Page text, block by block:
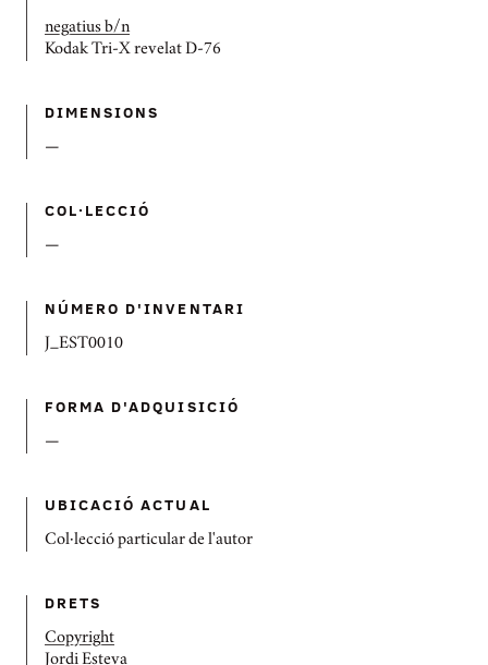
negatius b/n
Kodak Tri-X revelat D-76
DIMENSIONS
—
COL·LECCIÓ
—
NÚMERO D'INVENTARI
J_EST0010
FORMA D'ADQUISICIÓ
—
UBICACIÓ ACTUAL
Col·lecció particular de l'autor
DRETS
Copyright
Jordi Esteva